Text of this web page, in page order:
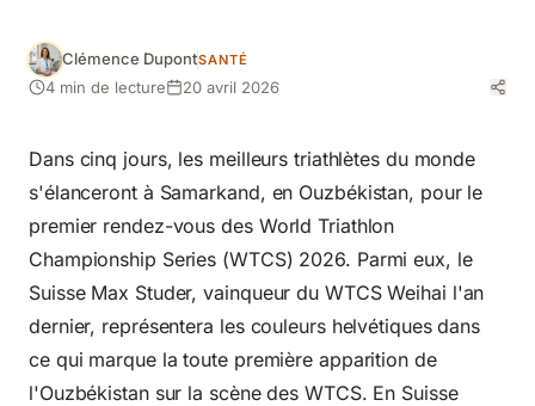
Clémence DupontSANTÉ
4 min de lecture 20 avril 2026
Dans cinq jours, les meilleurs triathlètes du monde
s'élanceront à Samarkand, en Ouzbékistan, pour le
premier rendez-vous des World Triathlon
Championship Series (WTCS) 2026. Parmi eux, le
Suisse Max Studer, vainqueur du WTCS Weihai l'an
dernier, représentera les couleurs helvétiques dans
ce qui marque la toute première apparition de
l'Ouzbékistan sur la scène des WTCS. En Suisse